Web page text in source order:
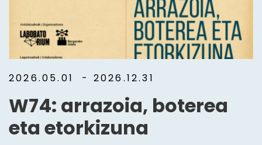
2026.05.01 - 2026.12.31
W74: arrazoia, boterea
eta etorkizuna